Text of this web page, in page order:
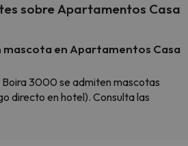
sobre Apartamentos Casa
mascota en Apartamentos Casa
3000 se admiten mascotas
directo en hotel). Consulta las